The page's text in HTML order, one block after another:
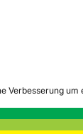
Verbesserung